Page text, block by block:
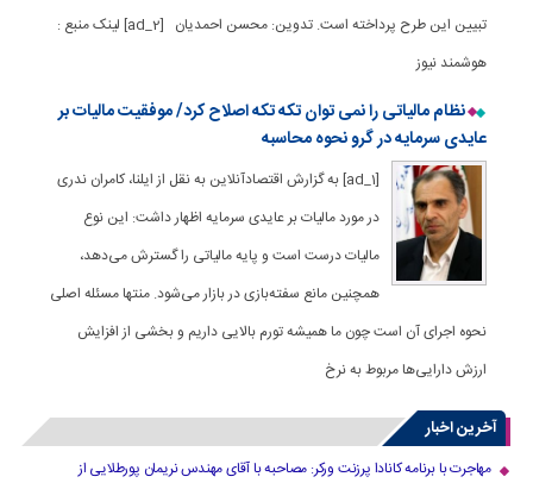
تبیین این طرح پرداخته است. تدوین: محسن احمدیان [ad_2] لینک منبع :
هوشمند نیوز
نظام مالیاتی را نمی‌ توان تکه تکه اصلاح کرد/ موفقیت مالیات بر
عایدی سرمایه در گرو نحوه محاسبه
[ad_1] به گزارش اقتصادآنلاین به نقل از ایلنا، کامران ندری
در مورد مالیات بر عایدی سرمایه اظهار داشت: این نوع
مالیات درست است و پایه مالیاتی را گسترش می‌دهد،
همچنین مانع سفته‌بازی در بازار می‌شود. منتها مسئله اصلی
نحوه اجرای آن است چون ما همیشه تورم بالایی داریم و بخشی از افزایش
ارزش دارایی‌ها مربوط به نرخ
آخرین اخبار
مهاجرت با برنامه کانادا پرزنت ورکر: مصاحبه با آقای مهندس نریمان پورطلایی از